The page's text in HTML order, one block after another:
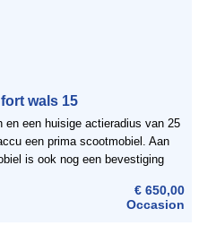
wals 15
en een huisige actieradius van 25
een prima scootmobiel. Aan
is ook nog een bevestiging
of een loopstok aan vast ...
€ 650,00
Occasion